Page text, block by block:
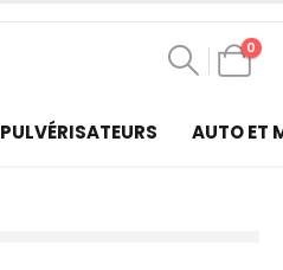
0
PULVÉRISATEURS AUTO ET